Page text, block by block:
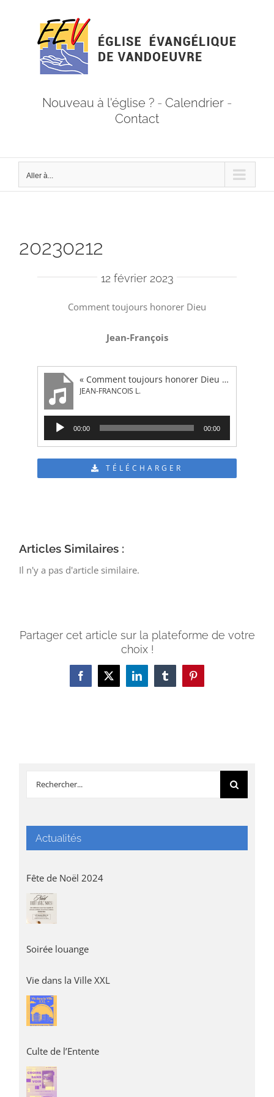
Nouveau à l'église ? - Calendrier -
Contact
Aller à...
20230212
12 février 2023
Comment toujours honorer Dieu
Jean-François
« Comment toujours honorer Dieu (Marc 6:1-6) »
JEAN-FRANCOIS L.
Lecteur
audio
00:00 00:00
TÉLÉCHARGER
Articles Similaires :
Il n'y a pas d'article similaire.
Partager cet article sur la plateforme de votre
choix !
Facebook
X LinkedInTumblrPinterest
Rechercher:
Actualités
Fête de Noël 2024
Soirée louange
Vie dans la Ville XXL
Culte de l’Entente